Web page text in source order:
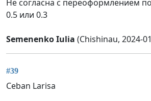
Не согласна с переоформлением
0.5 или 0.3
Semenenko Iulia (Chishinau, 2024-
#39
Ceban Larisa